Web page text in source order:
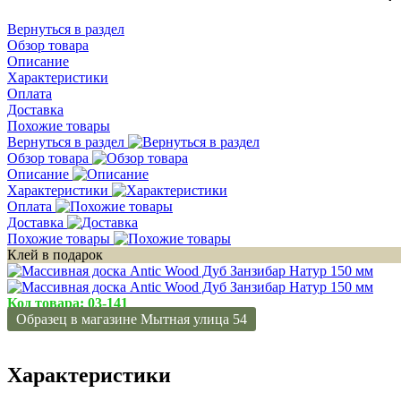
Вернуться в раздел
Обзор товара
Описание
Характеристики
Оплата
Доставка
Похожие товары
Вернуться в раздел
Обзор товара
Описание
Характеристики
Оплата
Доставка
Похожие товары
Клей в подарок
Код товара: 03-141
Образец в магазине Мытная улица 54
Характеристики